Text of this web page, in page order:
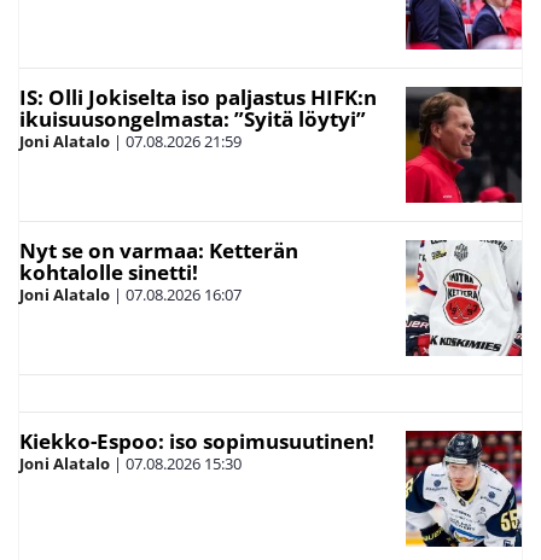
IS: Olli Jokiselta iso paljastus HIFK:n
ikuisuusongelmasta: ”Syitä löytyi”
Joni Alatalo | 07.08.202621:59
Nyt se on varmaa: Ketterän
kohtalolle sinetti!
Joni Alatalo | 07.08.2026 16:07
Kiekko-Espoo: iso sopimusuutinen!
Joni Alatalo | 07.08.2026 15:30